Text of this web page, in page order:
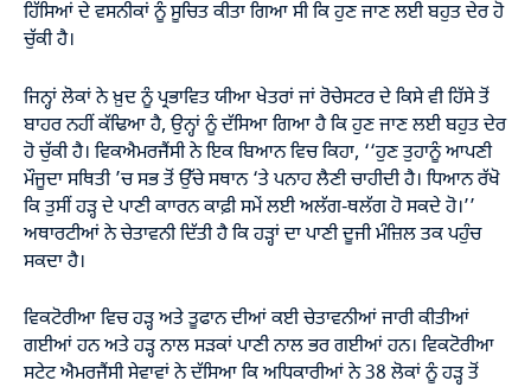
ਹਿੱਸਿਆਂ ਦੇ ਵਸਨੀਕਾਂ ਨੂੰ ਸੂਚਿਤ ਕੀਤਾ ਗਿਆ ਸੀ ਕਿ ਹੁਣ ਜਾਣ ਲਈ ਬਹੁਤ ਦੇਰ ਹੋ
ਚੁੱਕੀ ਹੈ।
ਜਿਨ੍ਹਾਂ ਲੋਕਾਂ ਨੇ ਖ਼ੁਦ ਨੂੰ ਪ੍ਰਭਾਵਿਤ ਯੀਆ ਖੇਤਰਾਂ ਜਾਂ ਰੋਚੇਸਟਰ ਦੇ ਕਿਸੇ ਵੀ ਹਿੱਸੇ ਤੋਂ
ਬਾਹਰ ਨਹੀਂ ਕੱਢਿਆ ਹੈ, ਉਨ੍ਹਾਂ ਨੂੰ ਦੱਸਿਆ ਗਿਆ ਹੈ ਕਿ ਹੁਣ ਜਾਣ ਲਈ ਬਹੁਤ ਦੇਰ
ਹੋ ਚੁੱਕੀ ਹੈ। ਵਿਕਐਮਰਜੈਂਸੀ ਨੇ ਇਕ ਬਿਆਨ ਵਿਚ ਕਿਹਾ, ‘‘ਹੁਣ ਤੁਹਾਨੂੰ ਆਪਣੀ
ਮੌਜੂਦਾ ਸਥਿਤੀ ’ਚ ਸਭ ਤੋਂ ਉੱਚੇ ਸਥਾਨ ‘ਤੇ ਪਨਾਹ ਲੈਣੀ ਚਾਹੀਦੀ ਹੈ। ਧਿਆਨ ਰੱਖੋ
ਕਿ ਤੁਸੀਂ ਹੜ੍ਹ ਦੇ ਪਾਣੀ ਕਾਾਰਨ ਕਾਫ਼ੀ ਸਮੇਂ ਲਈ ਅਲੱਗ-ਥਲੱਗ ਹੋ ਸਕਦੇ ਹੋ।’’
ਅਥਾਰਟੀਆਂ ਨੇ ਚੇਤਾਵਨੀ ਦਿੱਤੀ ਹੈ ਕਿ ਹੜ੍ਹਾਂ ਦਾ ਪਾਣੀ ਦੂਜੀ ਮੰਜ਼ਿਲ ਤਕ ਪਹੁੰਚ
ਸਕਦਾ ਹੈ।
ਵਿਕਟੋਰੀਆ ਵਿਚ ਹੜ੍ਹ ਅਤੇ ਤੂਫਾਨ ਦੀਆਂ ਕਈ ਚੇਤਾਵਨੀਆਂ ਜਾਰੀ ਕੀਤੀਆਂ
ਗਈਆਂ ਹਨ ਅਤੇ ਹੜ੍ਹ ਨਾਲ ਸੜਕਾਂ ਪਾਣੀ ਨਾਲ ਭਰ ਗਈਆਂ ਹਨ। ਵਿਕਟੋਰੀਆ
ਸਟੇਟ ਐਮਰਜੈਂਸੀ ਸੇਵਾਵਾਂ ਨੇ ਦੱਸਿਆ ਕਿ ਅਧਿਕਾਰੀਆਂ ਨੇ 38 ਲੋਕਾਂ ਨੂੰ ਹੜ੍ਹ ਤੋਂ